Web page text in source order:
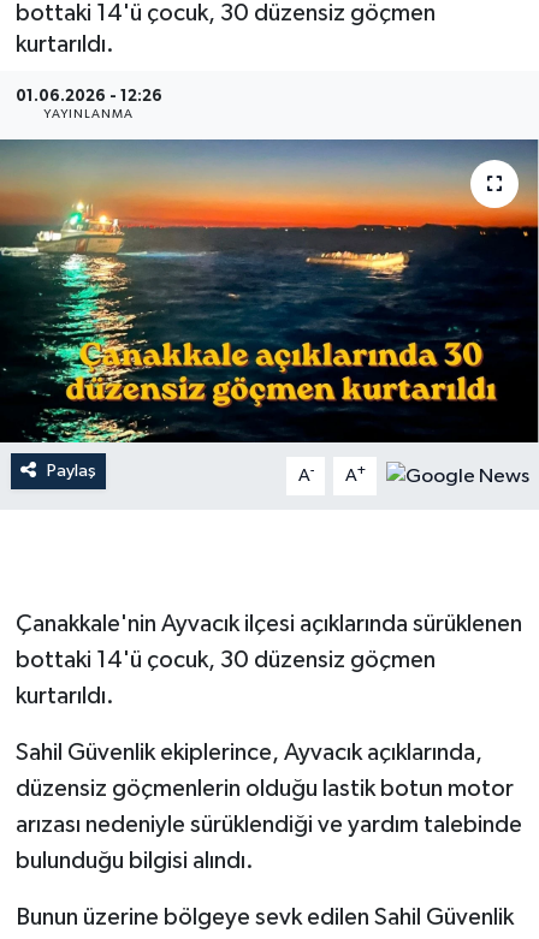
bottaki 14'ü çocuk, 30 düzensiz göçmen
kurtarıldı.
01.06.2026 - 12:26
YAYINLANMA
Paylaş A- A+
Çanakkale'nin Ayvacık ilçesi açıklarında sürüklenen
bottaki 14'ü çocuk, 30 düzensiz göçmen
kurtarıldı.
Sahil Güvenlik ekiplerince, Ayvacık açıklarında,
düzensiz göçmenlerin olduğu lastik botun motor
arızası nedeniyle sürüklendiği ve yardım talebinde
bulunduğu bilgisi alındı.
Bunun üzerine bölgeye sevk edilen Sahil Güvenlik
Genel
Gündem
Hava Durumu
İlan
Kültür Sanat
Magazin
Otomobil
Politika
Siyaset
Tarım ve Ekonomi
Teknoloji
Ulusal